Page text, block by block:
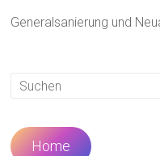
Generalsanierung und
Home